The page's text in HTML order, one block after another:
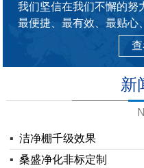
我们坚信在我们不懈的努
最便捷、最有效、最贴
新
▪ 洁净棚千级效果
▪ 桑盛净化非标定制